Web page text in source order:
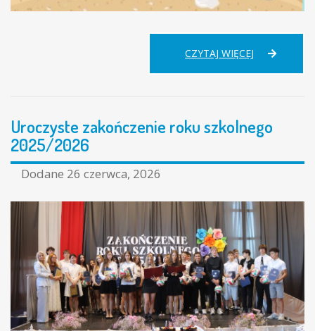
CZYTAJ WIĘCEJ
I
ŻYCZENIA
Uroczyste zakończenie roku szkolnego
2025/2026
Dodane 26 czerwca, 2026